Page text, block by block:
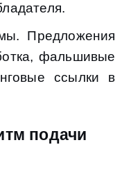
Предложения
фальшивые
ссылки в
подачи